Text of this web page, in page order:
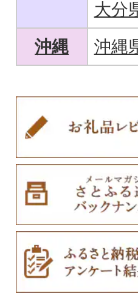
大分
沖縄
沖縄